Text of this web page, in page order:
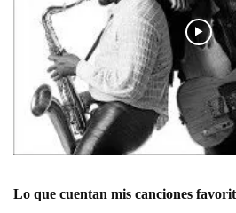
Lo que cuentan mis canciones